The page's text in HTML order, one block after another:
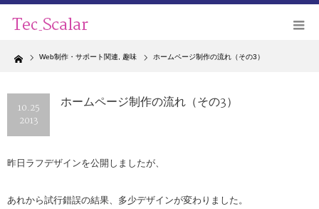
Home Web制作・サポート関連 趣味 ホームページ制作の流れ（その3）
10.25
2013
ホームページ制作の流れ（その3）
昨日ラフデザインを公開しましたが、
あれから試行錯誤の結果、多少デザインが変わりました。